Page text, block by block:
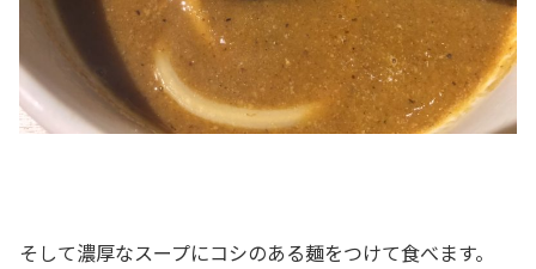
そして濃厚なスープにコシのある麺をつけて食べます。